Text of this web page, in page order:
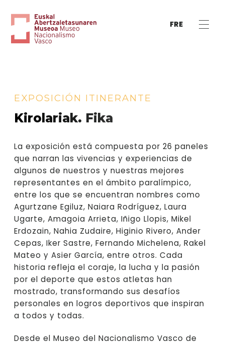
FRE
EXPOSICIÓN ITINERANTE
Kirolariak. Fika
La exposición está compuesta por 26 paneles
que narran las vivencias y experiencias de
algunos de nuestros y nuestras mejores
representantes en el ámbito paralímpico,
entre los que se encuentran nombres como
Agurtzane Egiluz, Naiara Rodríguez, Laura
Ugarte, Amagoia Arrieta, Iñigo Llopis, Mikel
Erdozain, Nahia Zudaire, Higinio Rivero, Ander
Cepas, Iker Sastre, Fernando Michelena, Rakel
Mateo y Asier García, entre otros. Cada
historia refleja el coraje, la lucha y la pasión
por el deporte que estos atletas han
mostrado, transformando sus desafíos
personales en logros deportivos que inspiran
a todos y todas.
Desde el Museo del Nacionalismo Vasco de